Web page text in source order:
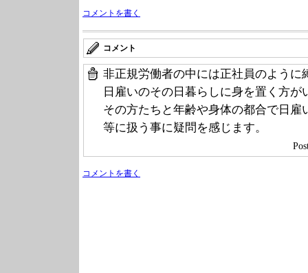
コメントを書く
コメント
非正規労働者の中には正社員のように
日雇いのその日暮らしに身を置く方が
その方たちと年齢や身体の都合で日雇
等に扱う事に疑問を感じます。
コメントを書く